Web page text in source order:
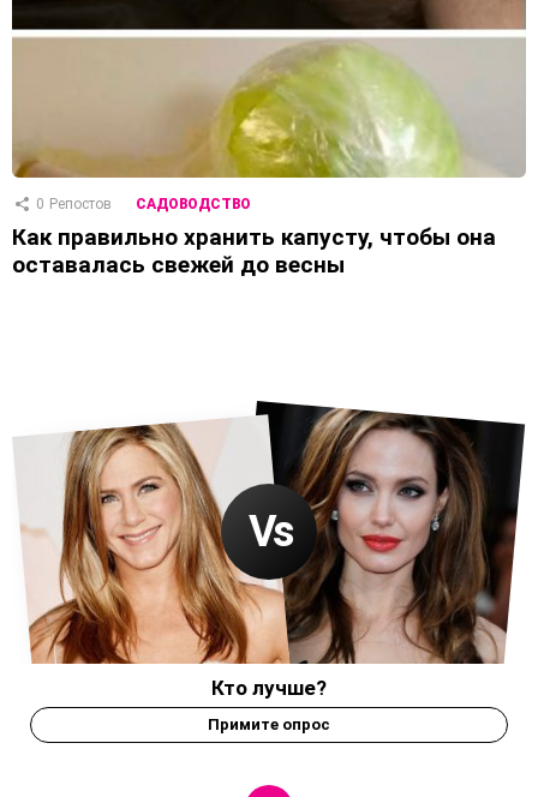
0 Репостов САДОВОДСТВО
Как правильно хранить капусту, чтобы она
оставалась свежей до весны
Кто лучше?
Примите опрос